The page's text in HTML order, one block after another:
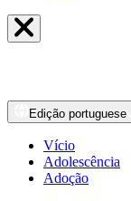
Edição portuguese
Vício
Adolescência
Adoção